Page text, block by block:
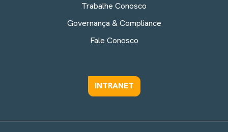
Trabalhe Conosco
Governança & Compliance
Fale Conosco
INTRANET